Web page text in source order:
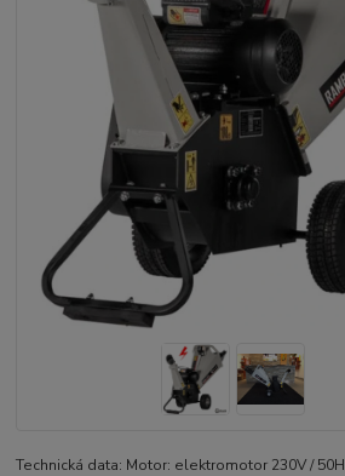
Technická data: Motor: elektromotor 230V /